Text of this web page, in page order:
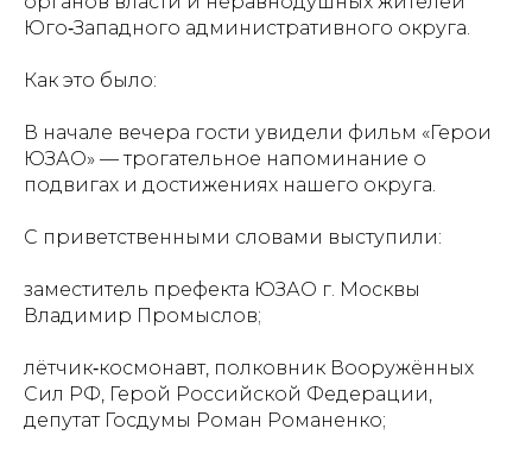
Юго‑Западного административного округа.
Как это было:
В начале вечера гости увидели фильм «Герои
ЮЗАО» — трогательное напоминание о
подвигах и достижениях нашего округа.
С приветственными словами выступили:
заместитель префекта ЮЗАО г. Москвы
Владимир Промыслов;
лётчик‑космонавт, полковник Вооружённых
Сил РФ, Герой Российской Федерации,
депутат Госдумы Роман Романенко;